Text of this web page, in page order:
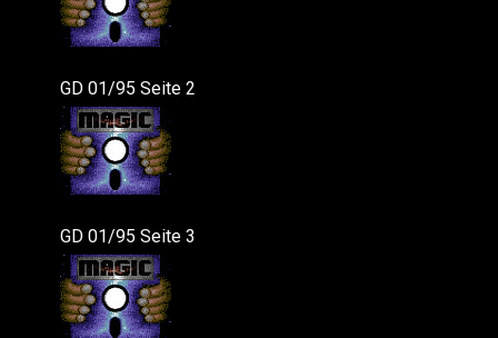
GD 01/95 Seite 2
GD 01/95 Seite 3